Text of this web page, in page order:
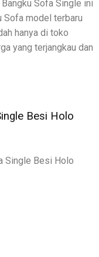
Sofa Single ini
Sofa model terbaru
hanya di toko
yang terjangkau dan
Besi Holo
Single Besi Holo